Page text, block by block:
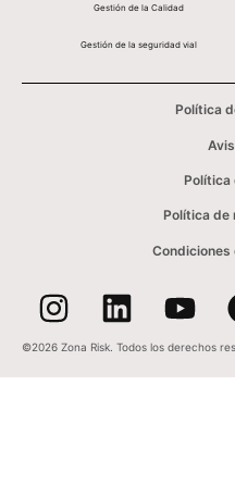
Gestión de la Calidad
Gestión de la seguridad vial
©2026 Zona Risk. Todos los derechos
Política
Política
Política de